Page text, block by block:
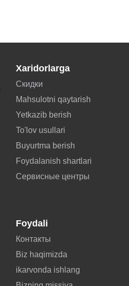
Xaridorlarga
Скидки
Mahsulotni qaytarish
Yetkazib berish
To'lov usullari
Buyurtma berish
Foydalanish shartlari
Сервисные центры
Foydali
Контакты
Biz haqimizda
ikarvonda ishlang